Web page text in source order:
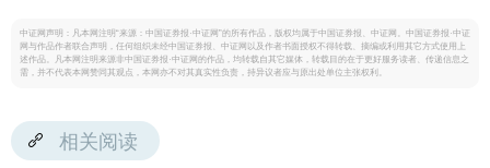
中证网声明：凡本网注明“来源：中国证券报·中证网”的所有作品，版权均属于中国证券报、中证网。中国证券报·中证
网与作品作者联合声明，任何组织未经中国证券报、中证网以及作者书面授权不得转载、摘编或利用其它方式使用上
述作品。凡本网注明来源非中国证券报·中证网的作品，均转载自其它媒体，转载目的在于更好服务读者、传递信息之
需，并不代表本网赞同其观点，本网亦不对其真实性负责，持异议者应与原出处单位主张权利。
相关阅读